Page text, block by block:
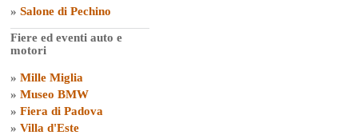
» Salone di Pechino
Fiere ed eventi auto e
motori
» Mille Miglia
» Museo BMW
» Fiera di Padova
» Villa d'Este